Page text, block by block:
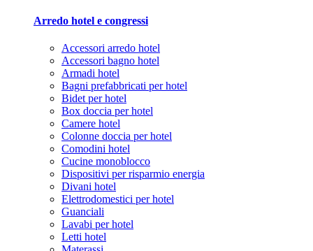
Arredo hotel e congressi
Accessori arredo hotel
Accessori bagno hotel
Armadi hotel
Bagni prefabbricati per hotel
Bidet per hotel
Box doccia per hotel
Camere hotel
Colonne doccia per hotel
Comodini hotel
Cucine monoblocco
Dispositivi per risparmio energia
Divani hotel
Elettrodomestici per hotel
Guanciali
Lavabi per hotel
Letti hotel